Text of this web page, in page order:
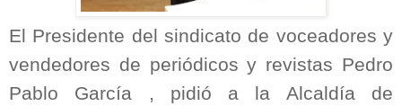
El Presidente del sindicato de voceadores y
vendedores de periódicos y revistas Pedro
Pablo García , pidió a la Alcaldía de